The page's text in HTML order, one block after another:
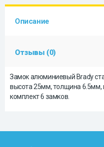
Описание
Отзывы (0)
Замок алюминиевый Brady
высота 25мм, толщина 6.5мм,
комплект 6 замков.